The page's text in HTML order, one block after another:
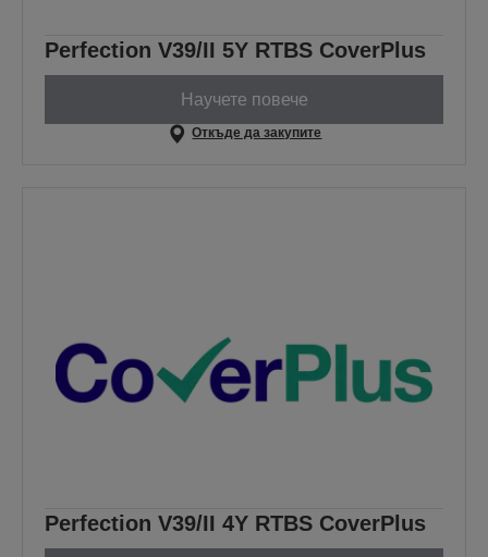
Perfection V39/II 5Y RTBS CoverPlus
Научете повече
Откъде да закупите
Perfection V39/II 4Y RTBS CoverPlus